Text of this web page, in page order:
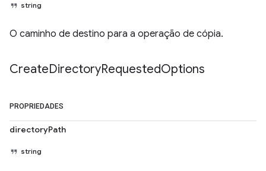
string
O caminho de destino para a operação de cópia.
CreateDirectoryRequestedOptions
PROPRIEDADES
directoryPath
string